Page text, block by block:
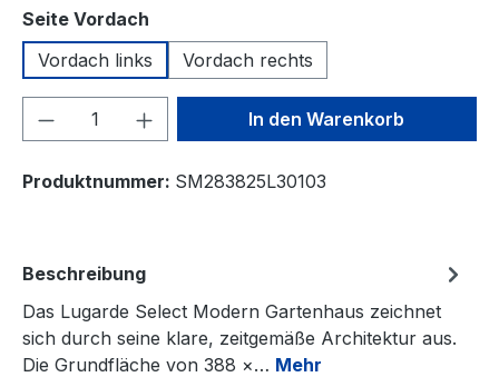
Seite Vordach
Vordach links
Vordach rechts
Produkt Anzahl: Gib denIn den Warenkorb
Produktnummer: SM283825L30103
Beschreibung
Das Lugarde Select Modern Gartenhaus zeichnet
sich durch seine klare, zeitgemäße Architektur aus.
Die Grundfläche von 388 ×… Mehr